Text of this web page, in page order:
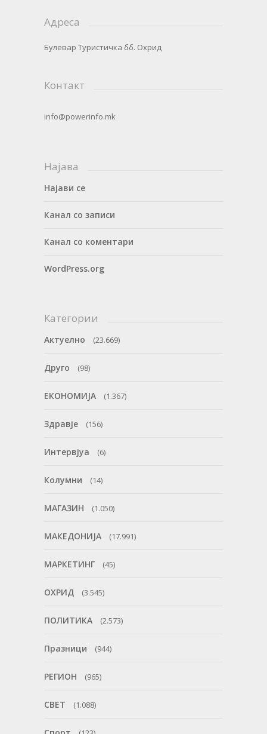
Адреса
Булевар Туристичка бб. Охрид
Контакт
info@powerinfo.mk
Најава
Најави се
Канал со записи
Канал со коментари
WordPress.org
Категории
Актуелно (23.669)
Друго (98)
ЕКОНОМИЈА (1.367)
Здравје (156)
Интервјуа (6)
Колумни (14)
МАГАЗИН (1.050)
МАКЕДОНИЈА (17.991)
МАРКЕТИНГ (45)
ОХРИД (3.545)
ПОЛИТИКА (2.573)
Празници (944)
РЕГИОН (965)
СВЕТ (1.088)